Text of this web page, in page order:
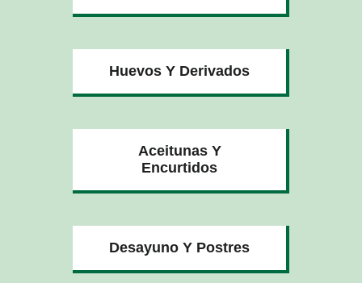
Huevos Y Derivados
Aceitunas Y
Encurtidos
Desayuno Y Postres